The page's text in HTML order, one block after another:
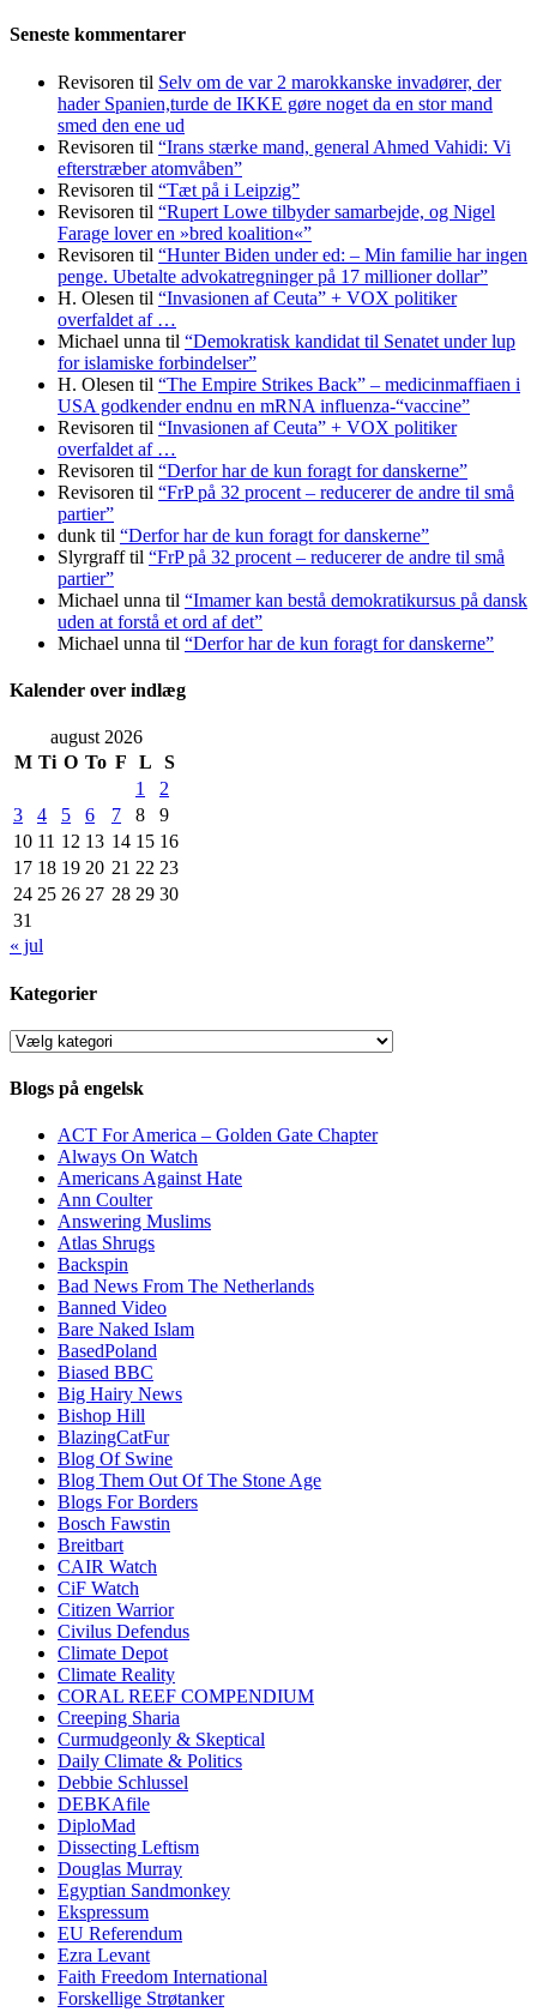
Seneste kommentarer
Revisoren til Selv om de var 2 marokkanske invadører, der
hader Spanien,turde de IKKE gøre noget da en stor mand
smed den ene ud
Revisoren til “Irans stærke mand, general Ahmed Vahidi: Vi
efterstræber atomvåben”
Revisoren til “Tæt på i Leipzig”
Revisoren til “Rupert Lowe tilbyder samarbejde, og Nigel
Farage lover en »bred koalition«”
Revisoren til “Hunter Biden under ed: – Min familie har ingen
penge. Ubetalte advokat­regninger på 17 millioner dollar”
H. Olesen til “Invasionen af Ceuta” + VOX politiker
overfaldet af …
Michael unna til “Demokratisk kandidat til Senatet under lup
for islamiske forbindelser”
H. Olesen til “The Empire Strikes Back” – medicinmaffiaen i
USA godkender endnu en mRNA influenza-“vaccine”
Revisoren til “Invasionen af Ceuta” + VOX politiker
overfaldet af …
Revisoren til “Derfor har de kun foragt for danskerne”
Revisoren til “FrP på 32 procent – reducerer de andre til små
partier”
dunk til “Derfor har de kun foragt for danskerne”
Slyrgrafftil “FrP på 32 procent – reducerer de andre til små
partier”
Michael unna til “Imamer kan bestå demokratikursus på dansk
uden at forstå et ord af det”
Michael unna til “Derfor har de kun foragt for danskerne”
Kalender over indlæg
august 2026
M Ti O To F L
S
1
2
3
4 5 6 7 8
9
10 11 12 13 14 15 16
17 18 19 20 21 22 23
24 25 26 27 28 29 30
31
« jul
Kategorier
Kategorier
Blogs på engelsk
ACT For America – Golden Gate Chapter
Always On Watch
Americans Against Hate
Ann Coulter
Answering Muslims
Atlas Shrugs
Backspin
Bad News From The Netherlands
Banned Video
Bare Naked Islam
BasedPoland
Biased BBC
Big Hairy News
Bishop Hill
BlazingCatFur
Blog Of Swine
Blog Them Out Of The Stone Age
Blogs For Borders
Bosch Fawstin
Breitbart
CAIR Watch
CiF Watch
Citizen Warrior
Civilus Defendus
Climate Depot
Climate Reality
CORAL REEF COMPENDIUM
Creeping Sharia
Curmudgeonly & Skeptical
Daily Climate & Politics
Debbie Schlussel
DEBKAfile
DiploMad
Dissecting Leftism
Douglas Murray
Egyptian Sandmonkey
Ekspressum
EU Referendum
Ezra Levant
Faith Freedom International
Forskellige Strøtanker